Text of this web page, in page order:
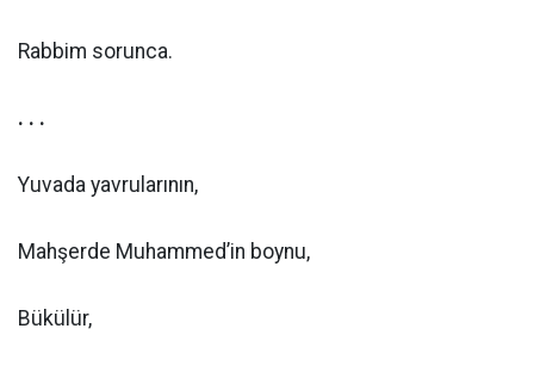
Rabbim sorunca.
. . .
Yuvada yavrularının,
Mahşerde Muhammed’in boynu,
Bükülür,